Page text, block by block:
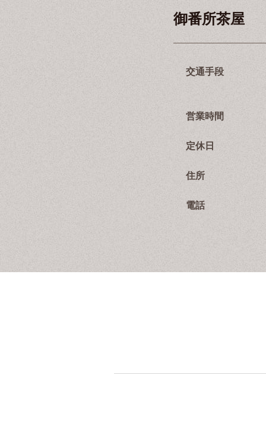
御番所茶屋
交通手段
営業時間
定休日
住所
電話